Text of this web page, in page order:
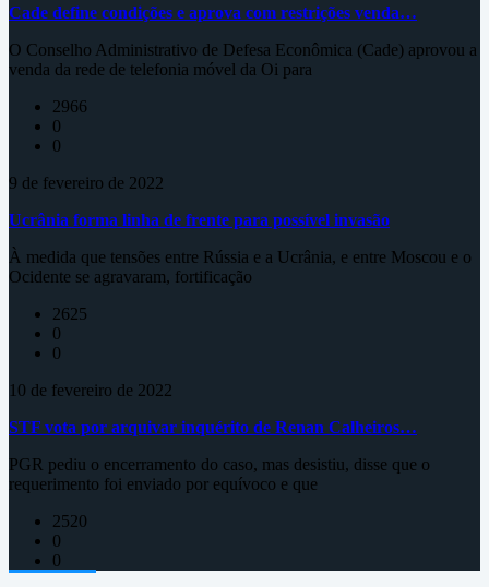
Cade define condições e aprova com restrições venda…
O Conselho Administrativo de Defesa Econômica (Cade) aprovou a
venda da rede de telefonia móvel da Oi para
2966
0
0
9 de fevereiro de 2022
Ucrânia forma linha de frente para possível invasão
À medida que tensões entre Rússia e a Ucrânia, e entre Moscou e o
Ocidente se agravaram, fortificação
2625
0
0
10 de fevereiro de 2022
STF vota por arquivar inquérito de Renan Calheiros…
PGR pediu o encerramento do caso, mas desistiu, disse que o
requerimento foi enviado por equívoco e que
2520
0
0